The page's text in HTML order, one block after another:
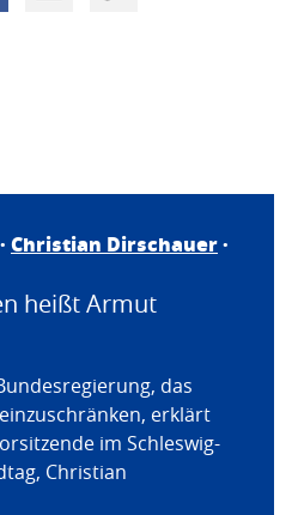
Christian Dirschauer·
heißt Armut
das
erklärt
im Schleswig-
Christian